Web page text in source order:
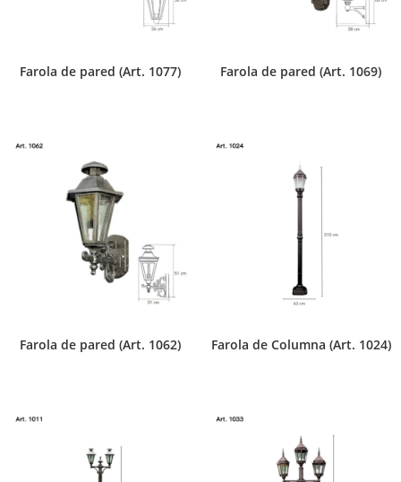
Farola de pared (Art. 1077) Farola de pared (Art. 1069)
Farola de pared (Art. 1062) Farola de Columna (Art. 1024)